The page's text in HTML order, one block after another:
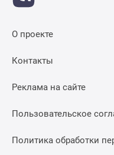
О проекте
Контакты
Реклама на сайте
Пользовательское
Политика обработки